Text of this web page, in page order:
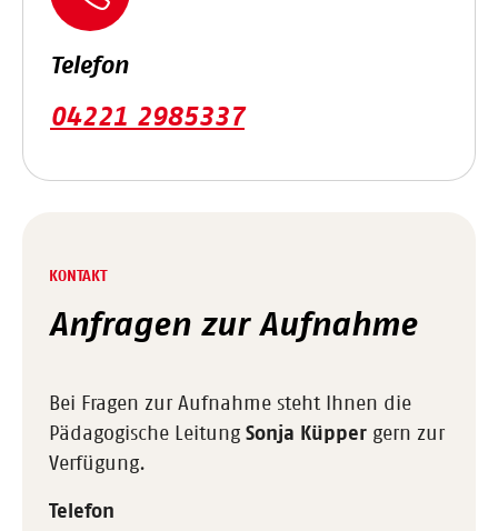
Telefon
04221 2985337
KONTAKT
Anfragen zur Aufnahme
Bei Fragen zur Aufnahme steht Ihnen die
Pädagogische Leitung Sonja Küpper gern zur
Verfügung.
Telefon